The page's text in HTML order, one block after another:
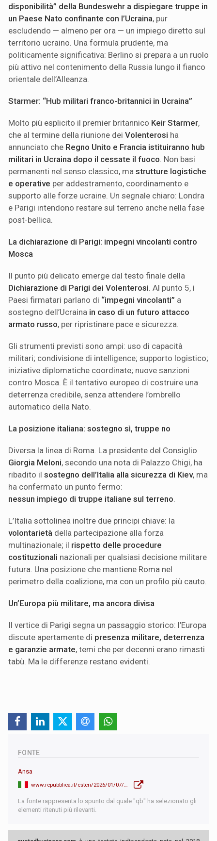
disponibilità” della Bundeswehr a dispiegare truppe in
un Paese Nato confinante con l’Ucraina, pur
escludendo — almeno per ora — un impiego diretto sul
territorio ucraino. Una formula prudente, ma
politicamente significativa: Berlino si prepara a un ruolo
più attivo nel contenimento della Russia lungo il fianco
orientale dell’Alleanza.
Starmer: “Hub militari franco-britannici in Ucraina”
Molto più esplicito il premier britannico Keir Starmer,
che al termine della riunione dei Volenterosi ha
annunciato che Regno Unito e Francia istituiranno hub
militari in Ucraina dopo il cessate il fuoco. Non basi
permanenti nel senso classico, ma strutture logistiche
e operative per addestramento, coordinamento e
supporto alle forze ucraine. Un segnale chiaro: Londra
e Parigi intendono restare sul terreno anche nella fase
post-bellica.
La dichiarazione di Parigi: impegni vincolanti contro
Mosca
Il punto più delicato emerge dal testo finale della
Dichiarazione di Parigi dei Volenterosi. Al punto 5, i
Paesi firmatari parlano di “impegni vincolanti” a
sostegno dell’Ucraina in caso di un futuro attacco
armato russo, per ripristinare pace e sicurezza.
Gli strumenti previsti sono ampi: uso di capacità
militari; condivisione di intelligence; supporto logistico;
iniziative diplomatiche coordinate; nuove sanzioni
contro Mosca. È il tentativo europeo di costruire una
deterrenza credibile, senza attendere l’ombrello
automatico della Nato.
La posizione italiana: sostegno sì, truppe no
Diversa la linea di Roma. La presidente del Consiglio
Giorgia Meloni, secondo una nota di Palazzo Chigi, ha
ribadito il sostegno dell’Italia alla sicurezza di Kiev, ma
ha confermato un punto fermo:
nessun impiego di truppe italiane sul terreno.
L’Italia sottolinea inoltre due principi chiave: la
volontarietà della partecipazione alla forza
multinazionale; il rispetto delle procedure
costituzionali nazionali per qualsiasi decisione militare
futura. Una posizione che mantiene Roma nel
perimetro della coalizione, ma con un profilo più cauto.
Un’Europa più militare, ma ancora divisa
Il vertice di Parigi segna un passaggio storico: l’Europa
discute apertamente di presenza militare, deterrenza
e garanzie armate, temi che per decenni erano rimasti
tabù. Ma le differenze restano evidenti.
FONTE
Ansa
La fonte rappresenta lo spunto dal quale "qb" ha selezionato gli
elementi ritenuti più rilevanti.